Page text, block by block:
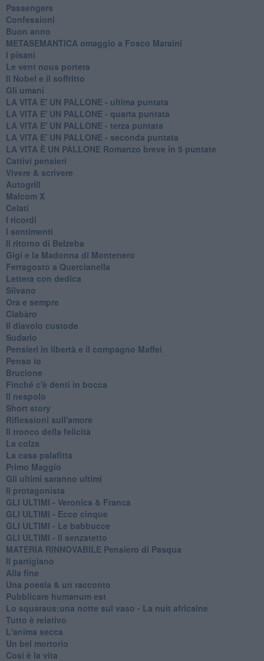
Passengers
Confessioni
Buon anno
METASEMANTICA omaggio a Fosco Maraini
I pisani
Le vent nous portera
Il Nobel e il soffritto
Gli umani
LA VITA E' UN PALLONE - ultima puntata
LA VITA E' UN PALLONE - quarta puntata
LA VITA E' UN PALLONE - terza puntata
LA VITA E' UN PALLONE - seconda puntata
LA VITA È UN PALLONE Romanzo breve in 5 puntate
Cattivi pensieri
Vivere & scrivere
Autogrill
Malcom X
Celati
I ricordi
I sentimenti
Il ritorno di Belzeba
Gigi e la Madonna di Montenero
Ferragosto a Quercianella
Lettera con dedica
Silvano
Ora e sempre
Ciabàro
Il diavolo custode
Sudario
Pensieri in libertà e il compagno Maffei
Penso io
Brucione
Finché c'è denti in bocca
Il nespolo
Short story
Riflessioni sull'amore
Il tronco della felicità
La colza
La casa palafitta
Primo Maggio
Gli ultimi saranno ultimi
Il protagonista
GLI ULTIMI - Veronica & Franca
GLI ULTIMI - Ecco cinque
GLI ULTIMI - Le babbucce
GLI ULTIMI - Il senzatetto
MATERIA RINNOVABILE Pensiero di Pasqua
Il partigiano
Alla fine
Una poesia & un racconto
Pubblicare humanum est
Lo squaraus:una notte sul vaso - La nuit africaine
Tutto è relativo
L'anima secca
Un bel mortorio
Cosi è la vita